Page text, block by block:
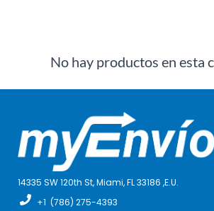
No hay productos en esta
14335 SW 120th St, Miami,FL 33186 ,E.U.
+1 (786) 275-4393